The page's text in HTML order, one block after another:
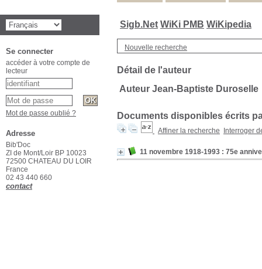
Sigb.Net WiKi PMB WiKipedia
Nouvelle recherche
Détail de l'auteur
Auteur Jean-Baptiste Duroselle
Documents disponibles écrits
Affiner la recherche Interroger
11 novembre 1918-1993 : 75e
Se connecter
accéder à votre compte de
lecteur
Mot de passe oublié ?
Adresse
Bib'Doc
ZI de Mont/Loir BP 10023
72500 CHATEAU DU LOIR
France
02 43 440 660
contact